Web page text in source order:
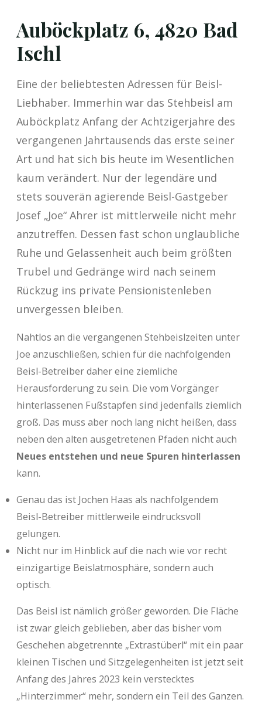
Auböckplatz 6, 4820 Bad
Ischl
Eine der beliebtesten Adressen für Beisl-
Liebhaber. Immerhin war das Stehbeisl am
Auböckplatz Anfang der Achtzigerjahre des
vergangenen Jahrtausends das erste seiner
Art und hat sich bis heute im Wesentlichen
kaum verändert. Nur der legendäre und
stets souverän agierende Beisl-Gastgeber
Josef „Joe“ Ahrer ist mittlerweile nicht mehr
anzutreffen. Dessen fast schon unglaubliche
Ruhe und Gelassenheit auch beim größten
Trubel und Gedränge wird nach seinem
Rückzug ins private Pensionistenleben
unvergessen bleiben.
Nahtlos an die vergangenen Stehbeislzeiten unter
Joe anzuschließen, schien für die nachfolgenden
Beisl-Betreiber daher eine ziemliche
Herausforderung zu sein. Die vom Vorgänger
hinterlassenen Fußstapfen sind jedenfalls ziemlich
groß. Das muss aber noch lang nicht heißen, dass
neben den alten ausgetretenen Pfaden nicht auch
Neues entstehen und neue Spuren hinterlassen
kann.
Genau das ist Jochen Haas als nachfolgendem
Beisl-Betreiber mittlerweile eindrucksvoll
gelungen.
Nicht nur im Hinblick auf die nach wie vor recht
einzigartige Beislatmosphäre, sondern auch
optisch.
Das Beisl ist nämlich größer geworden. Die Fläche
ist zwar gleich geblieben, aber das bisher vom
Geschehen abgetrennte „Extrastüberl“ mit ein paar
kleinen Tischen und Sitzgelegenheiten ist jetzt seit
Anfang des Jahres 2023 kein verstecktes
„Hinterzimmer“ mehr, sondern ein Teil des Ganzen.